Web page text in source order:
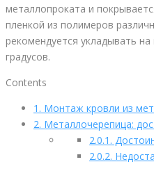
металлопроката и
пленкой из полимеров
рекомендуется укладывать
градусов.
Contents
1. Монтаж кровли из
2. Металлочерепица:
2.0.1.
2.0.2.